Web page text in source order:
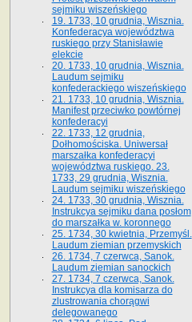
sejmiku wiszeńskiego
19. 1733, 10 grudnia, Wisznia.
Konfederacya województwa
ruskiego przy Stanisławie
elekcie
20. 1733, 10 grudnia, Wisznia.
Laudum sejmiku
konfederackiego wiszeńskiego
21. 1733, 10 grudnia, Wisznia.
Manifest przeciwko powtórnej
konfederacyi
22. 1733, 12 grudnia,
Dołhomościska. Uniwersał
marszałka konfederacyi
województwa ruskiego. 23.
1733, 29 grudnia, Wisznia.
Laudum sejmiku wiszeńskiego
24. 1733, 30 grudnia, Wisznia.
Instrukcya sejmiku dana posłom
do marszałka w. koronnego
25. 1734, 30 kwietnia, Przemyśl.
Laudum ziemian przemyskich
26. 1734, 7 czerwca, Sanok.
Laudum ziemian sanockich
27. 1734, 7 czerwca, Sanok.
Instrukcya dla komisarza do
zlustrowania chorągwi
delegowanego